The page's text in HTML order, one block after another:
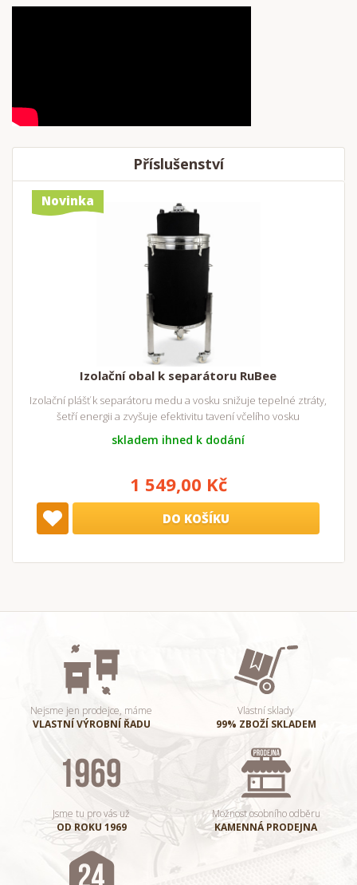
Příslušenství
Novinka
Izolační obal k separátoru RuBee
Izolační plášť k separátoru medu a vosku snižuje tepelné ztráty,
šetří energii a zvyšuje efektivitu tavení včelího vosku
skladem ihned k dodání
1 549,00 Kč
DO KOŠÍKU
Nejsme jen prodejce, máme
VLASTNÍ VÝROBNÍ ŘADU
Vlastní sklady
99% ZBOŽÍ SKLADEM
Jsme tu pro vás už
OD ROKU 1969
Možnost osobního odběru
KAMENNÁ PRODEJNA